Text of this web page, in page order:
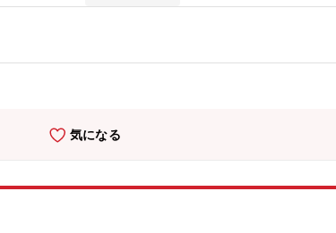
気になる